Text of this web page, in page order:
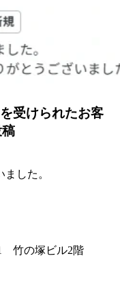
受けられたお客
した。
竹の塚ビル2階